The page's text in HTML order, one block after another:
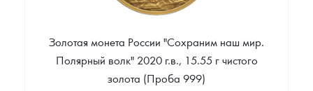
Золотая монета России "Сохраним наш мир.
Полярный волк" 2020 г.в., 15.55 г чистого
золота (Проба 999)